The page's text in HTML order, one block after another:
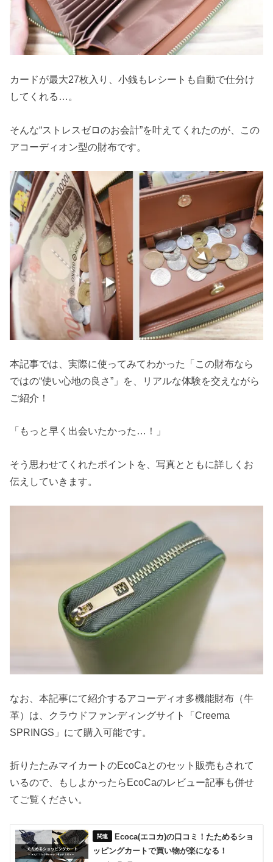
カードが最大27枚入り、小銭もレシートも自動で仕分け
してくれる…。
そんな“ストレスゼロのお会計”を叶えてくれたのが、この
アコーディオン型の財布です。
本記事では、実際に使ってみてわかった「この財布なら
ではの“使い心地の良さ”」を、リアルな体験を交えながら
ご紹介！
「もっと早く出会いたかった…！」
そう思わせてくれたポイントを、写真とともに詳しくお
伝えしていきます。
なお、本記事にて紹介するアコーディオ多機能財布（牛
革）は、クラウドファンディングサイト「Creema
SPRINGS」にて購入可能です。
折りたたみマイカートのEcoCaとのセット販売もされて
いるので、もしよかったらEcoCaのレビュー記事も併せ
てご覧ください。
Ecoca(エコカ)の口コミ！たためるショ
ッピングカートで買い物が楽になる！